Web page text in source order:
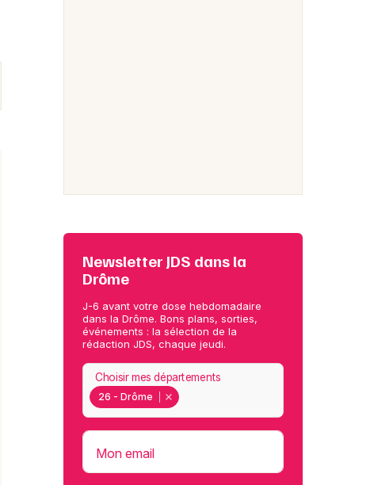
Newsletter JDS dans la
Drôme
J-6 avant votre dose hebdomadaire
dans la Drôme. Bons plans, sorties,
événements : la sélection de la
rédaction JDS, chaque jeudi.
26 - Drôme
Choisir mes départements
Mon email